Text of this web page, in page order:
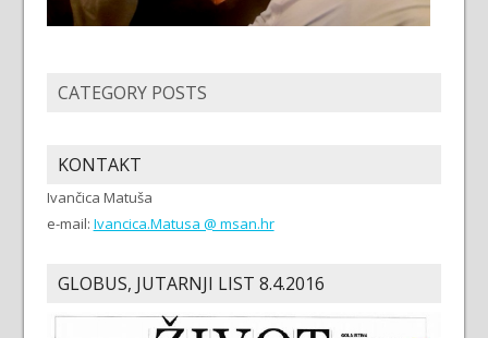
CATEGORY POSTS
KONTAKT
Ivančica Matuša
e-mail: Ivancica.Matusa @ msan.hr
GLOBUS, JUTARNJI LIST 8.4.2016